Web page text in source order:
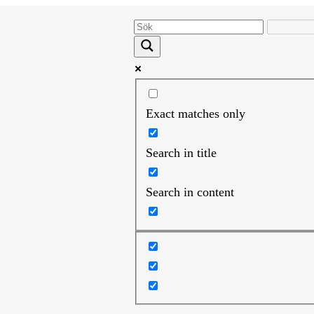
Exact matches only
Search in title
Search in content